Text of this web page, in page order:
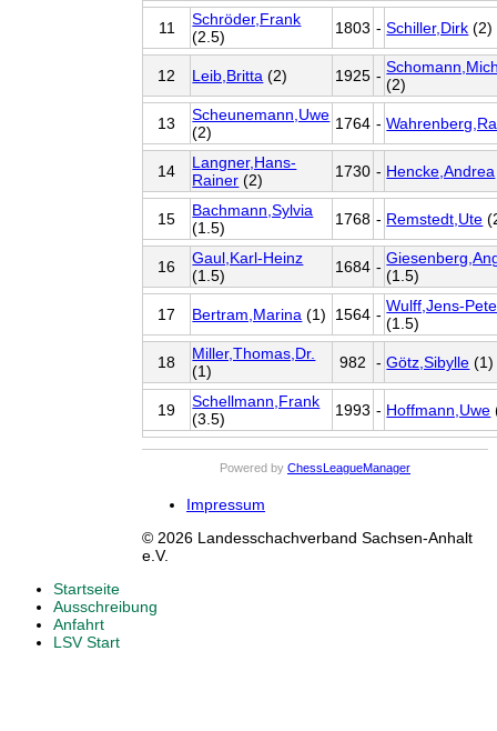
11
Schröder,Frank
(2.5)
1803 - Schiller,Dirk (2)
12 Leib,Britta (2) 1925 - (2)
13
Scheunemann,Uwe
(2)
1764 -
14
Langner,Hans-
Rainer (2) 1730 - Hencke,Andrea
15
Bachmann,Sylvia
(1.5)
1768 - Remstedt,Ute
16
Gaul,Karl-Heinz
(1.5)
1684 - (1.5)
17 Bertram,Marina (1) 1564 - Wulff,Jens-
(1.5)
18
Miller,Thomas,Dr.
(1)
982 - Götz,Sibylle (1)
19
Schellmann,Frank
(3.5)
1993 - Hoffmann,Uwe
Powered by ChessLeagueManager
Impressum
© 2026 Landesschachverband Sachsen-Anhalt
e.V.
Startseite
Ausschreibung
Anfahrt
LSV Start